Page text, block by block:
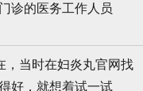
诊的医务工作人员
，当时在妇炎丸官网找
好，就想着试一试